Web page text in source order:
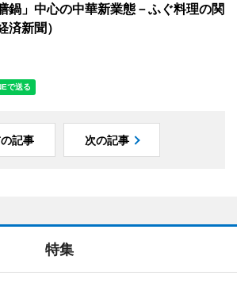
鍋」中心の中華新業態－ふぐ料理の関
済新聞）
記事 次の記事
特集